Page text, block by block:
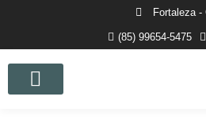
Fortaleza -
(85) 99654-5475